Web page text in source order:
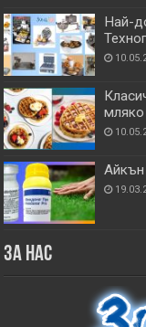
Най-
За нас